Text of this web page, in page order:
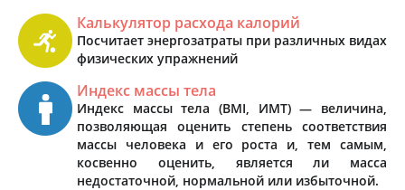
Калькулятор расхода калорий
Посчитает энергозатраты при различных видах
физических упражнений
Индекс массы тела
Индекс массы тела (BMI, ИМТ) — величина,
позволяющая оценить степень соответствия
массы человека и его роста и, тем самым,
косвенно оценить, является ли масса
недостаточной, нормальной или избыточной.